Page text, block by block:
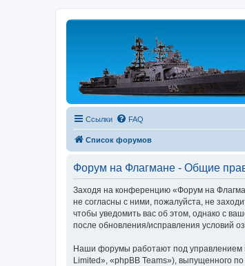
Ссылки FAQ
Список форумов
Форум на Флагмане - Общие
Заходя на конференцию «Форум на
не согласны с ними, пожалуйста, не
чтобы уведомить вас об этом, однако с
после обновления/исправления условий
Наши форумы работают под управлением
Limited», «phpBB Teams»), выпущенного